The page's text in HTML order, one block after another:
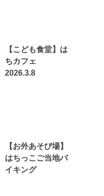
【こども食堂】は
ちカフェ
2026.3.8
【お外あそび場】
はちっこご当地バ
イキング